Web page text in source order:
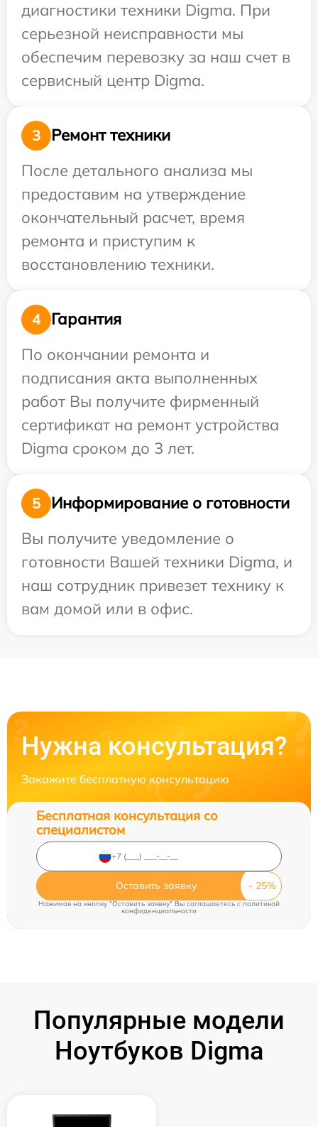
диагностики техники Digma. При
серьезной неисправности мы
обеспечим перевозку за наш счет в
сервисный центр Digma.
3
Ремонт техники
После детального анализа мы
предоставим на утверждение
окончательный расчет, время
ремонта и приступим к
восстановлению техники.
4
Гарантия
По окончании ремонта и
подписания акта выполненных
работ Вы получите фирменный
сертификат на ремонт устройства
Digma сроком до 3 лет.
5
Информирование о готовности
Вы получите уведомление о
готовности Вашей техники Digma, и
наш сотрудник привезет технику к
вам домой или в офис.
Нужна консультация?
Закажите бесплатную консультацию
Бесплатная консультация со
специалистом
Оставить заявку
Нажимая на кнопку "Оставить заявку" Вы соглашаетесь cполитикой
конфиденциальности
Популярные модели
Ноутбуков Digma